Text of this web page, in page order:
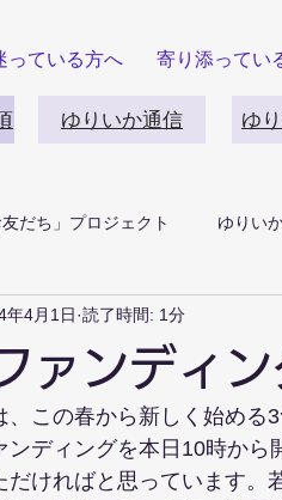
っている方へ 寄り添ってい
ゆりいか通信 ゆ
友だち」プロジェクト ゆりい
ァンディン
年4月1日 読了時間: 1分
この春から新しく始める
ンディングを本日10時か
だければと思っています